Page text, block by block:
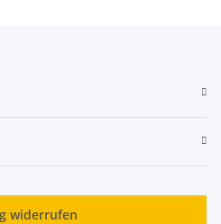
widerrufen